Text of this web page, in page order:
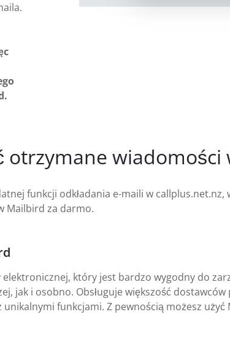
otrzymane
funkcji odkładania e-maili w callplus.net.nz,
Mailbird za darmo.
który jest bardzo wygodny do
jak i osobno. Obsługuje większość
unikalnymi funkcjami. Z pewnością możesz